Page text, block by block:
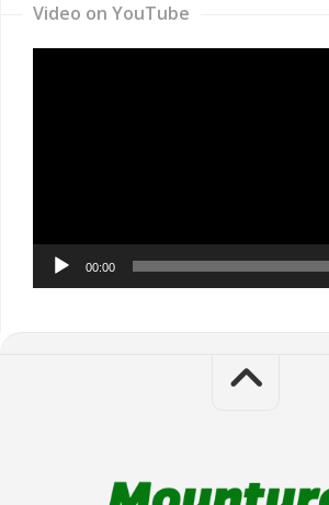
Video on YouTube
00:00